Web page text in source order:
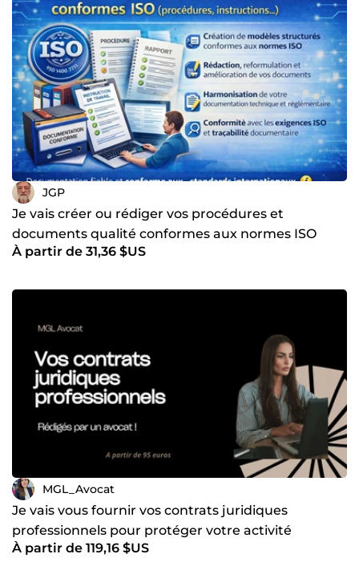
JGP
Je vais créer ou rédiger vos procédures et
documents qualité conformes aux normes ISO
À partir de 31,36 $US
MGL_Avocat
Je vais vous fournir vos contrats juridiques
professionnels pour protéger votre activité
À partir de 119,16 $US